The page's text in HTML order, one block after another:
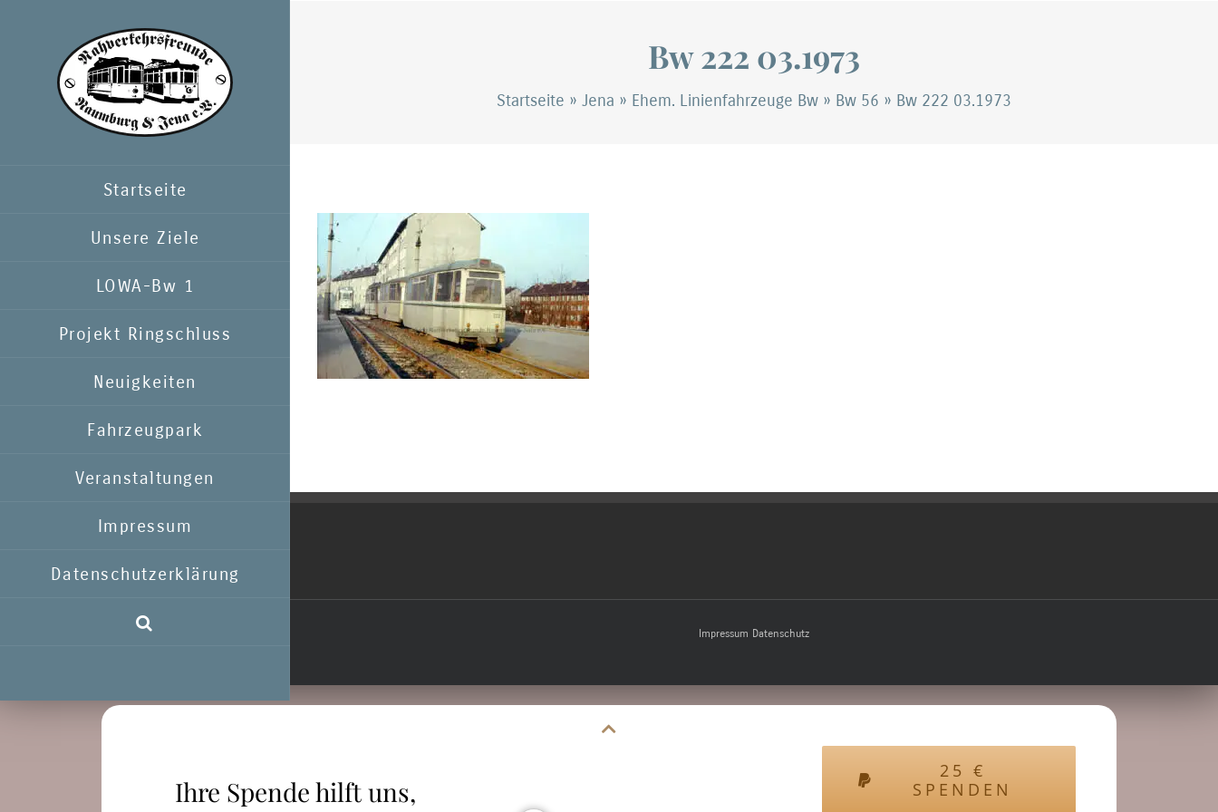
springen
Startseite
Unsere Ziele
LOWA-Bw 1
Projekt Ringschluss
Neuigkeiten
Fahrzeugpark
Veranstaltungen
Impressum
Datenschutzerklärung
Ihre Spende hilft uns,
25 €
SPENDEN
Bw 222 03.1973
Startseite » Jena » Ehem. Linienfahrzeuge Bw » Bw 56 » Bw 222 03.1973
Impressum Datenschutz